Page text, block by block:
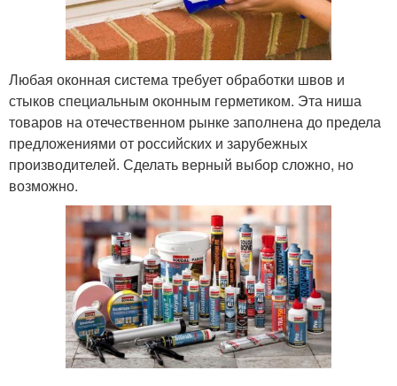
Любая оконная система требует обработки швов и
стыков специальным оконным герметиком. Эта ниша
товаров на отечественном рынке заполнена до предела
предложениями от российских и зарубежных
производителей. Сделать верный выбор сложно, но
возможно.